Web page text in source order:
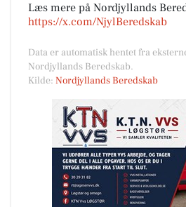
Læs mere på Nordjyllands
https://x.com/NjylBeredskab
Data er automatisk hentet fra
Nordjyllands Beredskab.
Kilde: Nordjyllands Beredskab